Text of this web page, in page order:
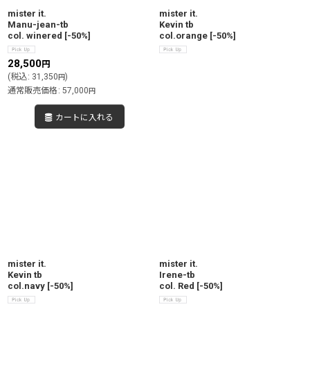
mister it.
Manu-jean-tb
col. winered [-50%]
28,500円
(税込: 31,350円)
通常販売価格 : 57,000円
カートに入れる
mister it.
Kevin tb
col.orange [-50%]
mister it.
Kevin tb
col.navy [-50%]
mister it.
Irene-tb
col. Red [-50%]